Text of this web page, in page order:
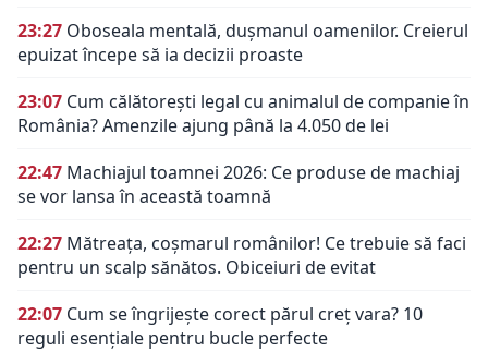
23:27 Oboseala mentală, dușmanul oamenilor. Creierul
epuizat începe să ia decizii proaste
23:07 Cum călătorești legal cu animalul de companie în
România? Amenzile ajung până la 4.050 de lei
22:47 Machiajul toamnei 2026: Ce produse de machiaj
se vor lansa în această toamnă
22:27 Mătreața, coșmarul românilor! Ce trebuie să faci
pentru un scalp sănătos. Obiceiuri de evitat
22:07 Cum se îngrijește corect părul creț vara? 10
reguli esențiale pentru bucle perfecte